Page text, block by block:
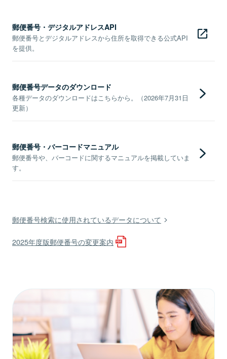
郵便番号・デジタルアドレスAPI
郵便番号とデジタルアドレスから住所を取得できる公式API
を提供。
郵便番号データのダウンロード
各種データのダウンロードはこちらから。（2026年7月31日
更新）
郵便番号・バーコードマニュアル
郵便番号や、バーコードに関するマニュアルを掲載していま
す。
郵便番号検索に使用されているデータについて
2025年度版郵便番号の変更案内